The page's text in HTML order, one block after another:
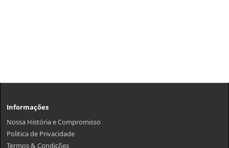
Informações
Nossa História e Compromisso
Politica de Privacidade
Termos & Condições